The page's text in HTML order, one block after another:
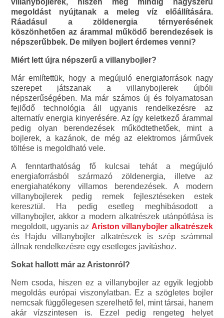
villanybojlerek, hiszen még mindig nagyszerű
megoldást nyújtanak a meleg víz előállítására.
Ráadásul a zöldenergia térnyerésének
köszönhetően az árammal működő berendezések is
népszerűbbek. De milyen bojlert érdemes venni?
Miért lett újra népszerű a villanybojler?
Már említettük, hogy a megújuló energiaforrások nagy
szerepet játszanak a villanybojlerek újbóli
népszerűségében. Ma már számos új és folyamatosan
fejlődő technológia áll ugyanis rendelkezésre az
alternatív energia kinyerésére. Az így keletkező árammal
pedig olyan berendezések működtethetőek, mint a
bojlerek, a kazánok, de még az elektromos járművek
töltése is megoldható vele.
A fenntarthatóság fő kulcsai tehát a megújuló
energiaforrásból származó zöldenergia, illetve az
energiahatékony villamos berendezések. A modern
villanybojlerek pedig remek fejlesztéseken estek
keresztül. Ha pedig esetleg meghibásodott a
villanybojler, akkor a modern alkatrészek utánpótlása is
megoldott, ugyanis az Ariston villanybojler alkatrészek
és Hajdu villanybojler alkatrészek is szép számmal
állnak rendelkezésre egy esetleges javításhoz.
Sokat hallott már az Aristonról?
Nem csoda, hiszen ez a villanybojler az egyik legjobb
megoldás európai viszonylatban. Ez a szögletes bojler
nemcsak függőlegesen szerelhető fel, mint társai, hanem
akár vízszintesen is. Ezzel pedig rengeteg helyet